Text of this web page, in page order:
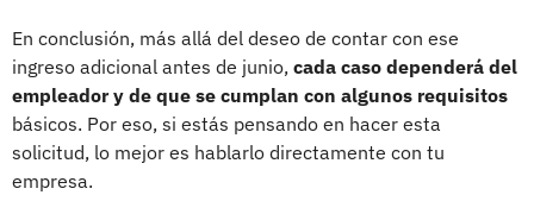
En conclusión, más allá del deseo de contar con ese
ingreso adicional antes de junio, cada caso dependerá del
empleador y de que se cumplan con algunos requisitos
básicos. Por eso, si estás pensando en hacer esta
solicitud, lo mejor es hablarlo directamente con tu
empresa.